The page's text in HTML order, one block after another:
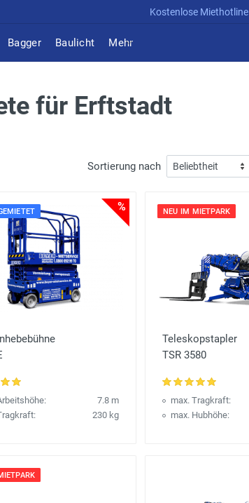
Kostenlose Miethotline
Bagger Baulicht Mehr
für Erftstadt
Sortierung nach
%
7.8 m
230 kg
NEU IM MIETPARK
Teleskopstapler
TSR 3580
max. Tragkraft:
max. Hubhöhe: